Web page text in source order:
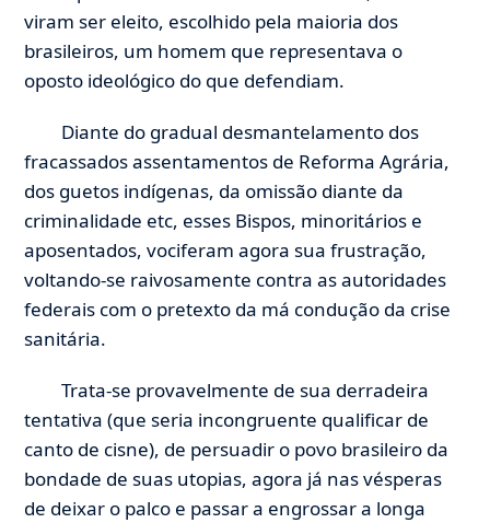
viram ser eleito, escolhido pela maioria dos
brasileiros, um homem que representava o
oposto ideológico do que defendiam.
Diante do gradual desmantelamento dos
fracassados assentamentos de Reforma Agrária,
dos guetos indígenas, da omissão diante da
criminalidade etc, esses Bispos, minoritários e
aposentados, vociferam agora sua frustração,
voltando-se raivosamente contra as autoridades
federais com o pretexto da má condução da crise
sanitária.
Trata-se provavelmente de sua derradeira
tentativa (que seria incongruente qualificar de
canto de cisne), de persuadir o povo brasileiro da
bondade de suas utopias, agora já nas vésperas
de deixar o palco e passar a engrossar a longa